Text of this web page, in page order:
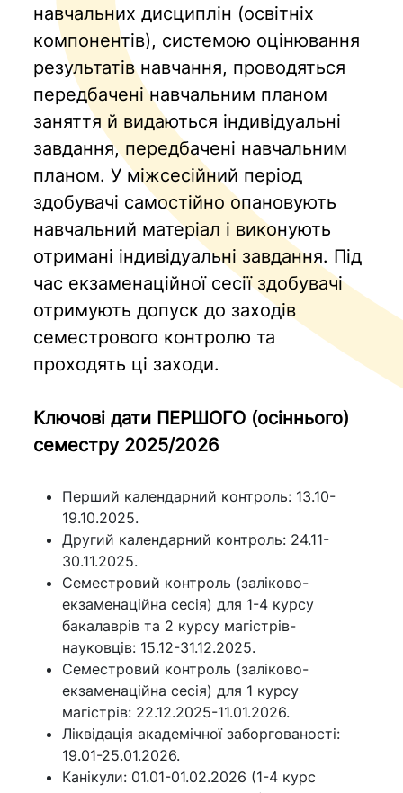
навчальних дисциплін (освітніх
компонентів), системою оцінювання
результатів навчання, проводяться
передбачені навчальним планом
заняття й видаються індивідуальні
завдання, передбачені навчальним
планом. У міжсесійний період
здобувачі самостійно опановують
навчальний матеріал і виконують
отримані індивідуальні завдання. Під
час екзаменаційної сесії здобувачі
отримують допуск до заходів
семестрового контролю та
проходять ці заходи.
Ключові дати ПЕРШОГО (осіннього)
семестру 2025/2026
Перший календарний контроль: 13.10-
19.10.2025.
Другий календарний контроль: 24.11-
30.11.2025.
Семестровий контроль (заліково-
екзаменаційна сесія) для 1-4 курсу
бакалаврів та 2 курсу магістрів-
науковців: 15.12-31.12.2025.
Семестровий контроль (заліково-
екзаменаційна сесія) для 1 курсу
магістрів: 22.12.2025-11.01.2026.
Ліквідація академічної заборгованості:
19.01-25.01.2026.
Канікули: 01.01-01.02.2026 (1-4 курс